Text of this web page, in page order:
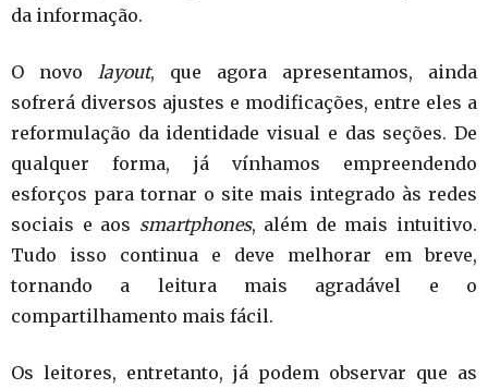
da informação.
O novo layout, que agora apresentamos, ainda
sofrerá diversos ajustes e modificações, entre eles a
reformulação da identidade visual e das seções. De
qualquer forma, já vínhamos empreendendo
esforços para tornar o site mais integrado às redes
sociais e aos smartphones, além de mais intuitivo.
Tudo isso continua e deve melhorar em breve,
tornando a leitura mais agradável e o
compartilhamento mais fácil.
Os leitores, entretanto, já podem observar que as